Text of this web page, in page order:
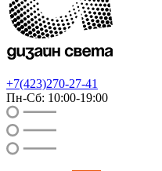
+7(423)270-27-41
Пн-Сб: 10:00-19:00